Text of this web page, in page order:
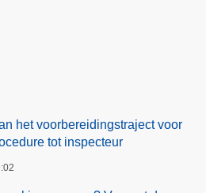
het voorbereidingstraject voor
tot inspecteur